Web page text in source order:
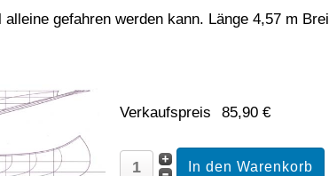
gefahren werden kann. Länge 4,57 m
Verkaufspreis 85,90 €